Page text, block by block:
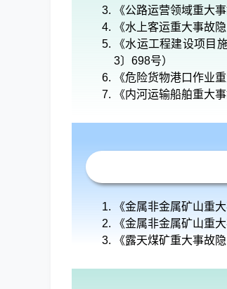
《公路运营领域重大
《水上客运重大事故
《水运工程建设项目
3〕698号）
《危险货物港口作业
《内河运输船舶重大
《金属非金属矿山重
《金属非金属矿山重
《露天煤矿重大事故